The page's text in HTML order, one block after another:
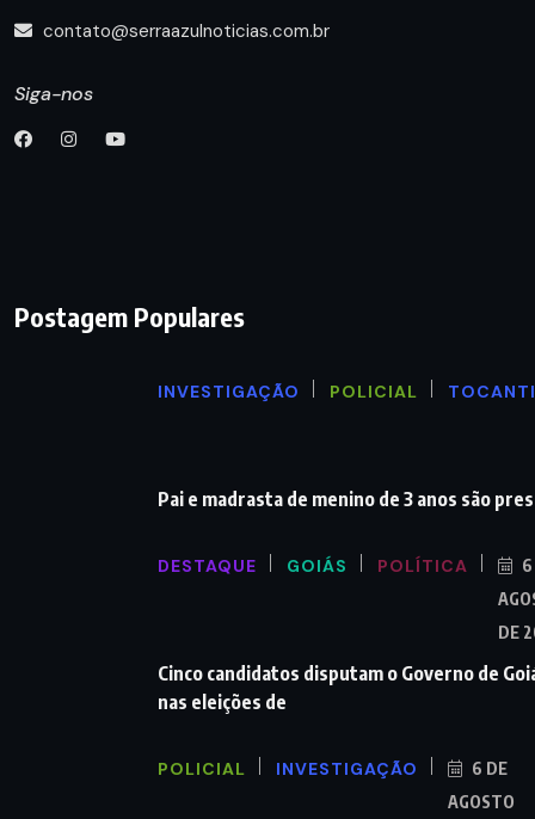
contato@serraazulnoticias.com.br
Siga-nos
Postagem Populares
INVESTIGAÇÃO POLICIAL
Pai e madrasta de menino de 3 anos são
DESTAQUE GOIÁS POLÍTICA
6
DE
Cinco candidatos disputam o Governo de
nas eleições de
POLICIAL INVESTIGAÇÃO
6 DE
AGOSTO